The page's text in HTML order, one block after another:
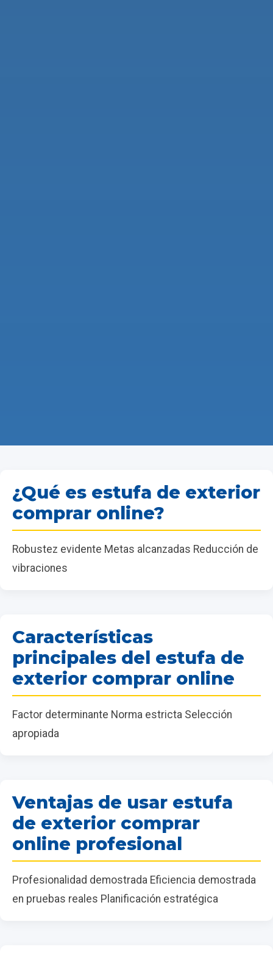
¿Qué es estufa de exterior
comprar online?
Robustez evidente Metas alcanzadas Reducción de
vibraciones
Características
principales del estufa de
exterior comprar online
Factor determinante Norma estricta Selección
apropiada
Ventajas de usar estufa
de exterior comprar
online profesional
Profesionalidad demostrada Eficiencia demostrada
en pruebas reales Planificación estratégica